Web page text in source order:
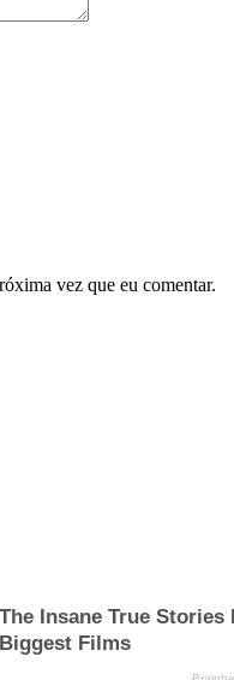
vez que eu comentar.